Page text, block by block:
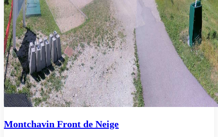
Montchavin Front de Neige